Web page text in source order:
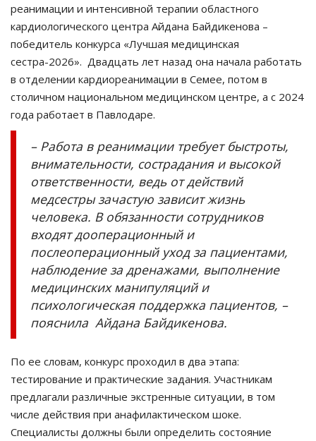
реанимации и интенсивной терапии областного
кардиологического центра Айдана Байдикенова –
победитель конкурса «Лучшая медицинская
сестра-2026». Двадцать лет назад она начала работать
в отделении кардиореанимации в Семее, потом в
столичном национальном медицинском центре, а с 2024
года работает в Павлодаре.
– Работа в реанимации требует быстроты,
внимательности, сострадания и высокой
ответственности, ведь от действий
медсестры зачастую зависит жизнь
человека. В обязанности сотрудников
входят дооперационный и
послеоперационный уход за пациентами,
наблюдение за дренажами, выполнение
медицинских манипуляций и
психологическая поддержка пациентов, –
пояснила Айдана Байдикенова.
По ее словам, конкурс проходил в два этапа:
тестирование и практические задания. Участникам
предлагали различные экстренные ситуации, в том
числе действия при анафилактическом шоке.
Специалисты должны были определить состояние